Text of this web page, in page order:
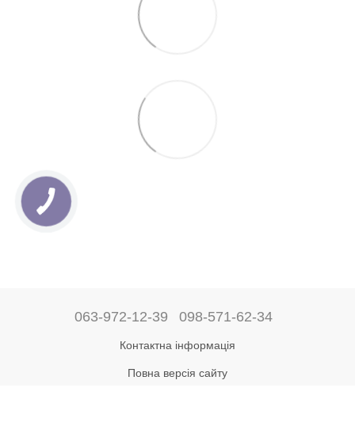
063-972-12-39 098-571-62-34
Контактна інформація
Повна версія сайту